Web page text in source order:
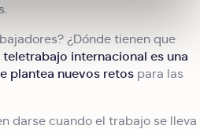
¿Dónde tienen que
teletrabajo internacional es una
plantea nuevos retos para las
darse cuando el trabajo se lleva